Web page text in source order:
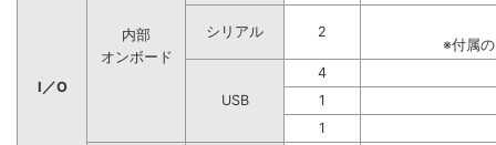
I／O
内部
オンボード
シリアル
2
※付属
USB
4
1
1